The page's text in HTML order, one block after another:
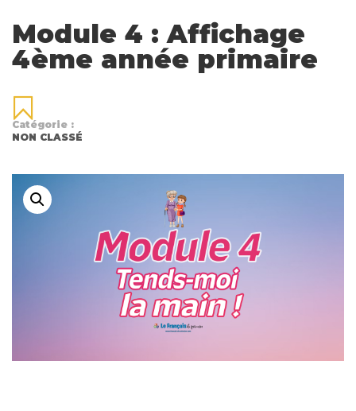
Module 4 : Affichage
4ème année primaire
Catégorie :
NON CLASSÉ